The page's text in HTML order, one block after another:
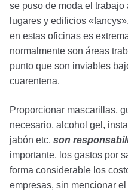
se puso de moda el
lugares y edificios
en estas oficinas es
normalmente son áreas
punto que son inviables
cuarentena.
Proporcionar mascarillas,
necesario, alcohol gel,
jabón etc. son
importante, los gastos por
forma considerable los
empresas, sin mencionar